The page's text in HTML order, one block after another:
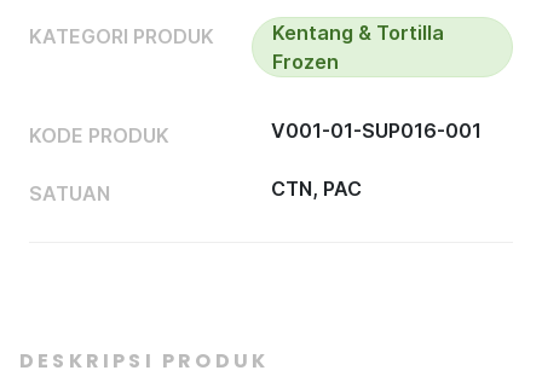
KATEGORI PRODUK
Kentang & Tortilla
Frozen
KODE PRODUK V001-01-SUP016-001
SATUAN CTN, PAC
DESKRIPSI PRODUK